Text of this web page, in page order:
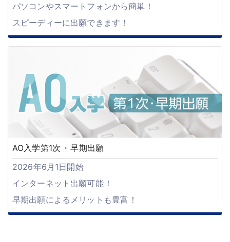
パソコンやスマートフォンから簡単 ！
スピーディーに出願できます ！
AO入学第1次 ・ 早期出願
2026年6月1日開始
インターネット出願可能 ！
早期出願によるメリットも豊富 ！